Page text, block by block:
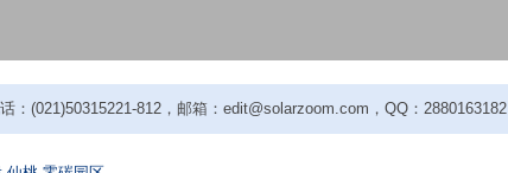
(021)50315221-812，邮箱：edit@solarzoom.com，QQ：2880163182